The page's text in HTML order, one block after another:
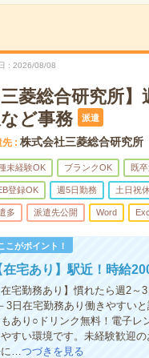
2026/08/08
三菱総合研究所
ど事務
派遣
先 株式会社三菱総合研究所
未経験OK ブランクOK 既
登録OK 週5日勤務 土日祝休
多 派遣先公開 Word
こがポイント！
在宅あり】駅近！時給
在宅勤務あり】慣れたら週2
3日在宅勤務あり働きやすい
あり○ドリンク無料！電子レ
やすい環境です。未経験歓迎
に…つづきを見る